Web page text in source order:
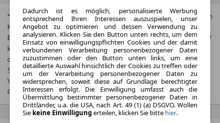
* Jeweils kombinierte Werte. Weitere Informationen zum offiziellen
Kraftstoffverbrauch und zu den offiziellen spezifischen CO₂-
Emissionen und gegebenenfalls zum Stromverbrauch neuer PKW
können dem, Leitfaden über den offiziellen Kraftstoffverbrauch,
die offiziellen spezifischen CO₂-Emissionen und den offiziellen
Stromverbrauch neuer PKW‘ entnommen werden, der an allen
Verkaufsstellen und bei der‚ Deutschen Automobil Treuhand
GmbH‘ unentgeltlich erhältlich ist unterwww.dat.de
Dadurch ist es möglich, personalisierte Werbung
entsprechend Ihren Interessen auszuspielen, unser
Angebot zu optimieren und dessen Verwendung zu
analysieren. Klicken Sie den Button unten rechts, um dem
Einsatz von einwilligungspflichten Cookies und der damit
verbundenen Verarbeitung personenbezogener Daten
zuzustimmen oder den Button unten links, um eine
detaillierte Auswahl hinsichtlich der Cookies zu treffen oder
um der Verarbeitung personenbezogener Daten zu
widersprechen, soweit diese auf Grundlage berechtigter
Interessen erfolgt. Die Einwilligung umfasst auch die
Übermittlung bestimmter personenbezogener Daten in
Drittländer, u.a. die USA, nach Art. 49 (1) (a) DSGVO. Wollen
Sie keine Einwilligungerteilen, klicken Sie bitte hier.